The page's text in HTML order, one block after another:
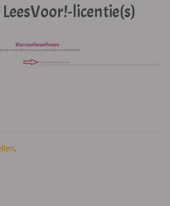
licentie(s)
.